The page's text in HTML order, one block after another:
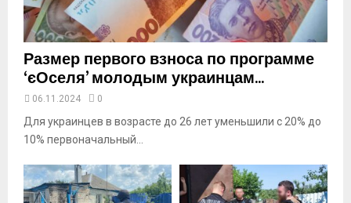
e
Размер первого взноса по программе
‘єОселя’ молодым украинцам...
06.11.2024 0
Для украинцев в возрасте до 26 лет уменьшили с 20% до
10% первоначальный...